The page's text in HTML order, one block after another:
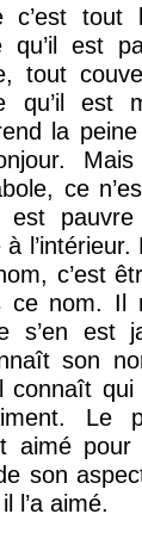
c’est tout
est
tout
qu’il est
la
ce
est
c’est
ce nom. Il
s’en est
son
connaît qui
Le
aimé pour
son
l’a aimé.